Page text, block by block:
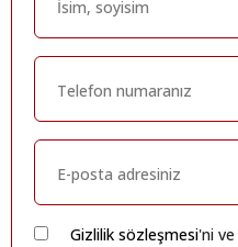
Gizlilik sözleşmesi'ni ve